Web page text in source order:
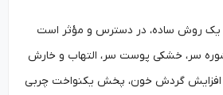
روش ساده، در دسترس و مؤثر است
خشکی پوست سر، التهاب و خارش
گردش خون، پخش یکنواخت چربی